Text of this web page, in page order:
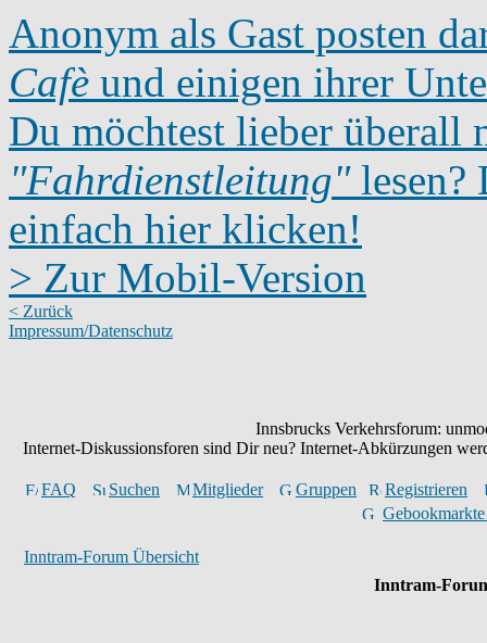
Anonym als Gast posten
Cafè und einigen ihrer
Du möchtest lieber überall
"Fahrdienstleitung"lesen?
einfach hier klicken!
> Zur Mobil-Version
< Zurück
Impressum/Datenschutz
Innsbrucks Verkehrsforum:
Internet-Diskussionsforen sind Dir neu? Internet-Abkürzungen
FAQ Suchen Mitglieder Gruppen
Registrieren
Inntram-Forum Übersicht
Inntram-